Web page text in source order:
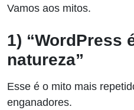
Vamos aos mitos.
1) “WordPress
natureza”
Esse é o mito mais
enganadores.